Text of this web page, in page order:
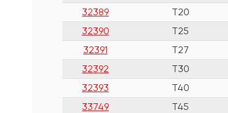
32389
T20
32390
T25
32391
T27
32392
T30
32393
T40
33749
T45